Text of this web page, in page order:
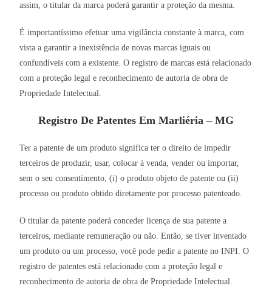
assim, o titular da marca poderá garantir a proteção da mesma.
É importantíssimo efetuar uma vigilância constante à marca, com
vista a garantir a inexistência de novas marcas iguais ou
confundíveis com a existente. O registro de marcas está relacionado
com a proteção legal e reconhecimento de autoria de obra de
Propriedade Intelectual.
Registro De Patentes Em Marliéria – MG
Ter a patente de um produto significa ter o direito de impedir
terceiros de produzir, usar, colocar à venda, vender ou importar,
sem o seu consentimento, (i) o produto objeto de patente ou (ii)
processo ou produto obtido diretamente por processo patenteado.
O titular da patente poderá conceder licença de sua patente a
terceiros, mediante remuneração ou não. Então, se tiver inventado
um produto ou um processo, você pode pedir a patente no INPI. O
registro de patentes está relacionado com a proteção legal e
reconhecimento de autoria de obra de Propriedade Intelectual.